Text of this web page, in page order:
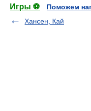
Игры ⚽
Поможем
Хансен, Кай